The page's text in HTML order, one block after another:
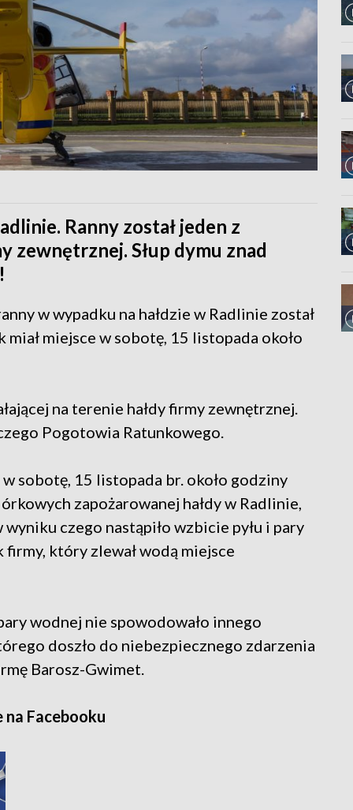
Ranny został jeden z
zewnętrznej. Słup dymu znad
w wypadku na hałdzie w Radlinie został
miejsce w sobotę, 15 listopada około
na terenie hałdy firmy zewnętrznej.
Pogotowia Ratunkowego.
sobotę, 15 listopada br. około godziny
zapożarowanej hałdy w Radlinie,
czego nastąpiło wzbicie pyłu i pary
który zlewał wodą miejsce
wodnej nie spowodowało innego
doszło do niebezpiecznego zdarzenia
Barosz-Gwimet.
Facebooku